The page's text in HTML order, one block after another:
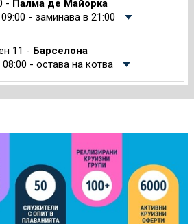
- Палма де Майорка
- заминава в 21:00
11 - Барселона
08:00 - остава на котва